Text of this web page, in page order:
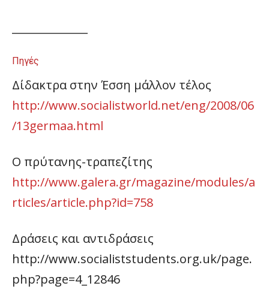
Πηγές
Δίδακτρα στην Έσση μάλλον τέλος
http://www.socialistworld.net/eng/2008/06
/13germaa.html
Ο πρύτανης-τραπεζίτης
http://www.galera.gr/magazine/modules/a
rticles/article.php?id=758
Δράσεις και αντιδράσεις
http://www.socialiststudents.org.uk/page.
php?page=4_12846